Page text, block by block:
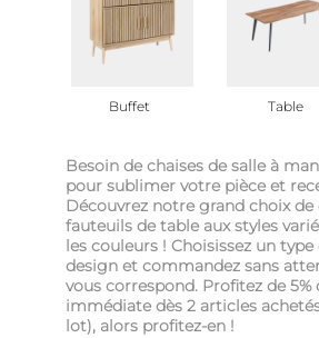
Buffet Table
Besoin de chaises de salle à
pour sublimer votre pièce et
Découvrez notre grand choix de
fauteuils de table aux styles
les couleurs ! Choisissez un
design et commandez sans
vous correspond. Profitez de 5%
immédiate dès 2 articles
lot), alors profitez-en !